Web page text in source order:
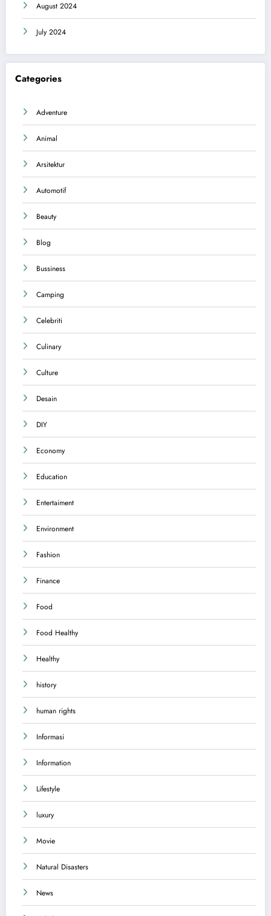
August 2024
July 2024
Categories
Adventure
Animal
Arsitektur
Automotif
Beauty
Blog
Bussiness
Camping
Celebriti
Culinary
Culture
Desain
DIY
Economy
Education
Entertaiment
Environment
Fashion
Finance
Food
Food Healthy
Healthy
history
human rights
Informasi
Information
Lifestyle
luxury
Movie
Natural Disasters
News